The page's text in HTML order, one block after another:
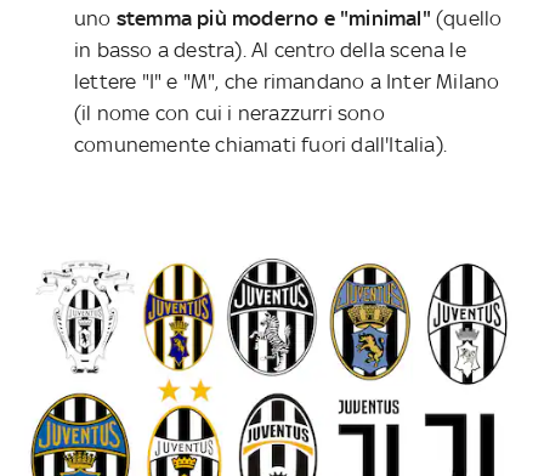
uno stemma più moderno e "minimal" (quello
in basso a destra). Al centro della scena le
lettere "I" e "M", che rimandano a Inter Milano
(il nome con cui i nerazzurri sono
comunemente chiamati fuori dall'Italia).